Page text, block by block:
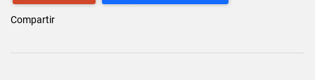
Compartir